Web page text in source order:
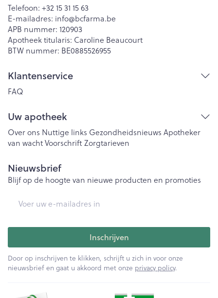
Telefoon: +32 15 31 15 63
E-mailadres: info@bcfarma.be
APB nummer: 120903
Apotheek titularis: Caroline Beaucourt
BTW nummer: BE0885526955
Klantenservice
FAQ
Uw apotheek
Over ons Nuttige links Gezondheidsnieuws Apotheker
van wachtVoorschriftZorgtarieven
Nieuwsbrief
Blijf op de hoogte van nieuwe producten en promoties
Inschrijven
Door op inschrijven te klikken, schrijft u zich in voor onze
nieuwsbrief en gaat u akkoord met onze privacy policy.